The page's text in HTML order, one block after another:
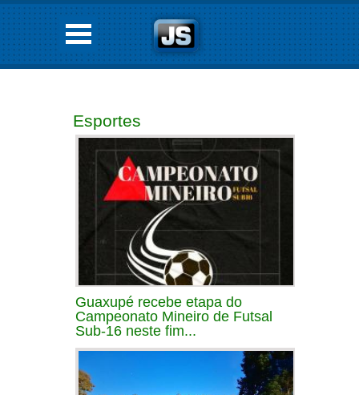
Esportes
Guaxupé recebe etapa do
Campeonato Mineiro de Futsal
Sub-16 neste fim...